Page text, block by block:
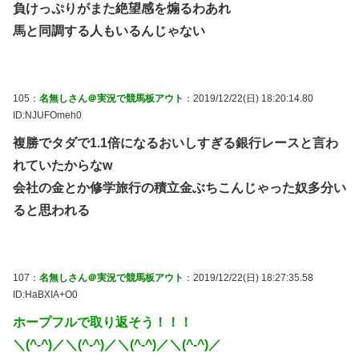
負けっぷりがまた絶望感を煽るわあれ
馬と同調する人もいるんじゃない
105： 名無しさん＠実況で競馬板アウト ：2019/12/22(日) 18:20:14.80
ID:NJUFOmeh0
複勝でタダで1.1倍になるおいしすぎる銀行レースと言わ
れていたからなw
会社の金とか修学旅行の積立金ぶちこんじゃった奴多分い
ると思われる
107： 名無しさん＠実況で競馬板アウト ：2019/12/22(日) 18:27:35.58
ID:HaBXIA+O0
ホープフルで取り返そう！！！
＼(^-^)／＼(^-^)／＼(^-^)／＼(^-^)／